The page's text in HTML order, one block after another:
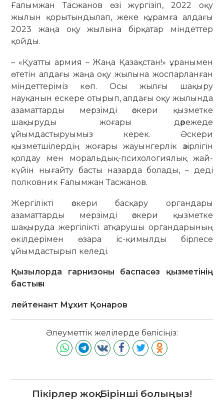
Ғалымжан Тасжанов өзі жүргізіп, 2022 оқу
жылын қорытындылап, жеке құрамға алдағы
2023 жаңа оқу жылына бірқатар міндеттер
қойды.
– «Қуатты армия – Жаңа Қазақстан!» ұранымен
өтетін алдағы жаңа оқу жылына жоспарланған
міндеттеріміз көп. Осы жылғы шақыру
науқанын ескере отырып, алдағы оқу жылында
азаматтарды мерзімді әскери қызметке
шақыруды жоғары дәрежеде
ұйымдастыруымыз керек. Әскери
қызметшілердің жоғары жауынгерлік әзірлігін
қолдау мен моральдық-психологиялық жай-
күйін нығайту басты назарда болады, – деді
полковник Ғалымжан Тасжанов.
Жергілікті әскери басқару органдары
азаматтарды мерзімді әскери қызметке
шақыруда жергілікті атқарушы органдарының
өкілдерімен өзара іс-қимылды бірлесе
ұйымдастырып келеді.
Қызылорда гарнизоны баспасөз қызметінің
бастығы
лейтенант Мұхит Қонаров
Әлеуметтік желілерде бөлісіңіз:
Пікірлер жоқ. Бірінші болыңыз!